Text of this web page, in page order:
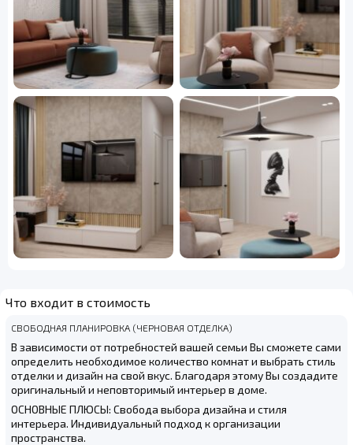
Что входит в стоимость
СВОБОДНАЯ ПЛАНИРОВКА (ЧЕРНОВАЯ ОТДЕЛКА)
В зависимости от потребностей вашей семьи Вы сможете сами
определить необходимое количество комнат и выбрать стиль
отделки и дизайн на свой вкус. Благодаря этому Вы создадите
оригинальный и неповторимый интерьер в доме.
ОСНОВНЫЕ ПЛЮСЫ: Свобода выбора дизайна и стиля
интерьера. Индивидуальный подход к организации
пространства.